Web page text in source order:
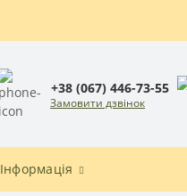
+38 (067) 446-73-55
Замовити дзвінок
Інформація